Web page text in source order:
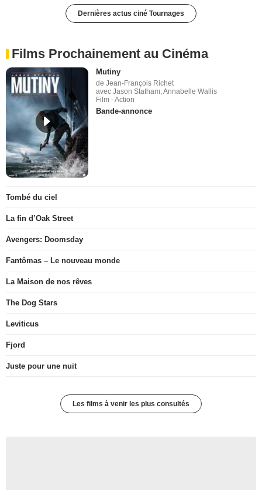
Dernières actus ciné Tournages
Films Prochainement au Cinéma
Mutiny
de Jean-François Richet
avec Jason Statham, Annabelle Wallis
Film - Action
Bande-annonce
Tombé du ciel
La fin d’Oak Street
Avengers: Doomsday
Fantômas – Le nouveau monde
La Maison de nos rêves
The Dog Stars
Leviticus
Fjord
Juste pour une nuit
Les films à venir les plus consultés